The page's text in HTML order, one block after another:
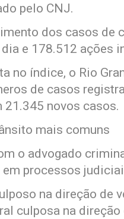
pelo CNJ.
dos casos de
e 178.512 ações
no índice, o Rio
de casos
21.345 novos casos.
mais comuns
o advogado
processos
na direção de
culposa na